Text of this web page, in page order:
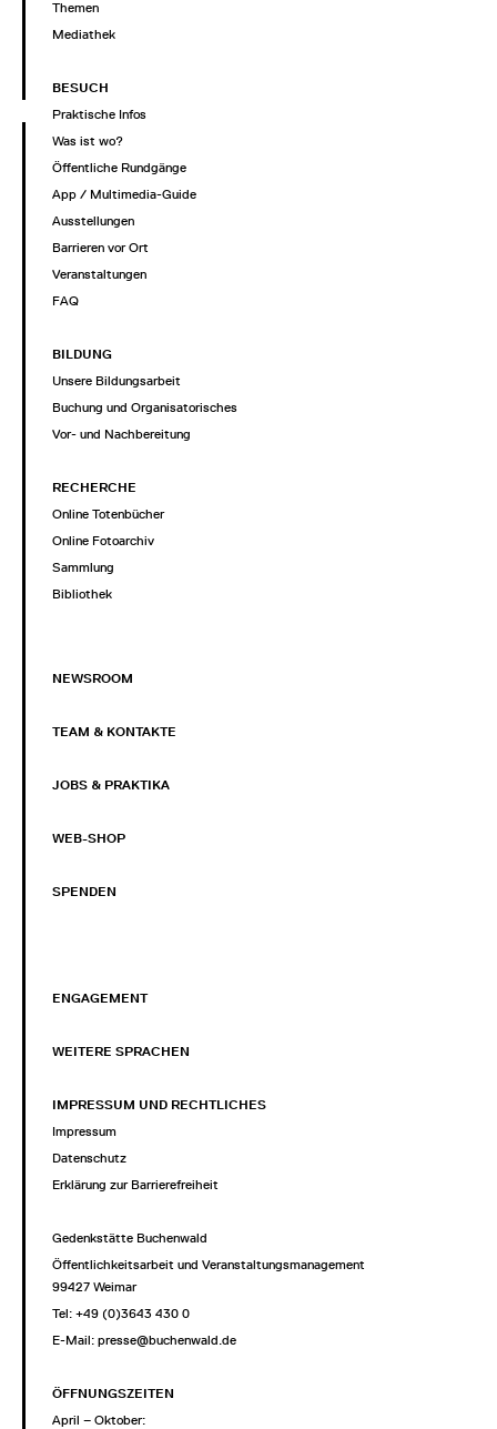
Themen
Mediathek
BESUCH
Praktische Infos
Was ist wo?
Öffentliche Rundgänge
App / Multimedia-Guide
Ausstellungen
Barrieren vor Ort
Veranstaltungen
FAQ
BILDUNG
Unsere Bildungsarbeit
Buchung und Organisatorisches
Vor- und Nachbereitung
RECHERCHE
Online Totenbücher
Online Fotoarchiv
Sammlung
Bibliothek
NEWSROOM
TEAM & KONTAKTE
JOBS & PRAKTIKA
WEB-SHOP
SPENDEN
ENGAGEMENT
WEITERE SPRACHEN
IMPRESSUM UND RECHTLICHES
Impressum
Datenschutz
Erklärung zur Barrierefreiheit
Gedenkstätte Buchenwald
Öffentlichkeitsarbeit und Veranstaltungsmanagement
99427 Weimar
Tel: +49 (0)3643 430 0
E-Mail: presse@buchenwald.de
ÖFFNUNGSZEITEN
April – Oktober: